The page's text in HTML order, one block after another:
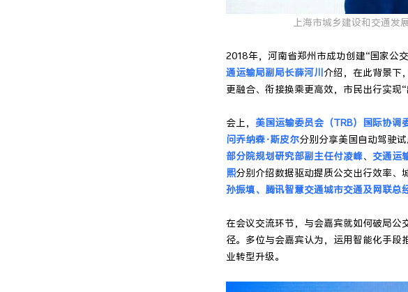
上海市城乡建设和交通发
2018年，河南省郑州市成功创建“国家公
通运输局副局长薛河川 介绍，在此背景下
更融合、衔接换乘更高效，市民出行实现“
会上， 美国运输委员会（TRB）国际协调
问乔纳森·斯皮尔分别分享美国自动驾驶
部分院规划研究部副主任付凌峰、 交通运
熙分别介绍数据驱动提质公交出行效率、
孙振填、腾讯智慧交通城市交通及网联总
在会议交流环节，与会嘉宾就如何破局
径。多位与会嘉宾认为，运用智能化手段
业转型升级。